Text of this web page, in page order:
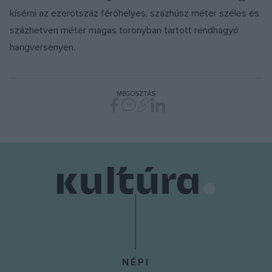
kísérni az ezerötszáz férőhelyes, százhúsz méter széles és
százhetven méter magas toronyban tartott rendhagyó
hangversenyen.
MEGOSZTÁS
NÉPI